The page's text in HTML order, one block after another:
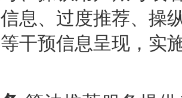
息、过度推荐、操
干预信息呈现，实